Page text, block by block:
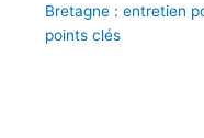
Bretagne : entretien
points clés